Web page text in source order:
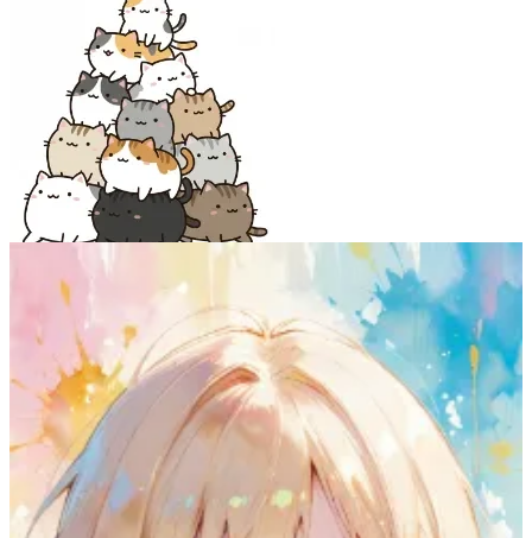
51 48)